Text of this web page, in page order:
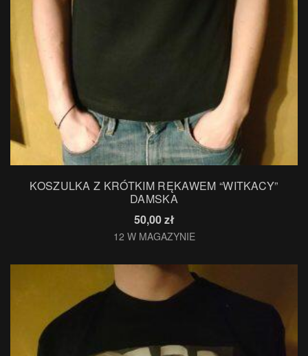
KOSZULKA Z KRÓTKIM RĘKAWEM “WITKACY”
DAMSKA
50,00zł
12 W MAGAZYNIE